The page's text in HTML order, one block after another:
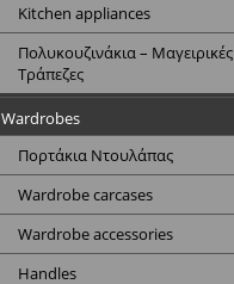
Kitchen appliances
Πολυκουζινάκια – Μαγειρικές
Τράπεζες
Wardrobes
Πορτάκια Ντουλάπας
Wardrobe carcases
Wardrobe accessories
Handles